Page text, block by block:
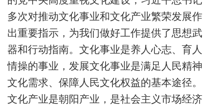
多次对推动文化事业和文化产业繁荣发展作
出重要指示，为我们做好工作提供了思想武
器和行动指南。文化事业是养人心志、育人
情操的事业，发展文化事业是满足人民精神
文化需求、保障人民文化权益的基本途径。
文化产业是朝阳产业，是社会主义市场经济